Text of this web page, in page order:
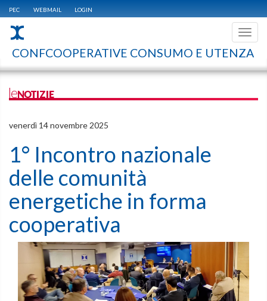
PEC WEBMAIL LOGIN
CONFCOOPERATIVE CONSUMO E UTENZA
leNOTIZIE
venerdì 14 novembre 2025
1° Incontro nazionale
delle comunità
energetiche in forma
cooperativa